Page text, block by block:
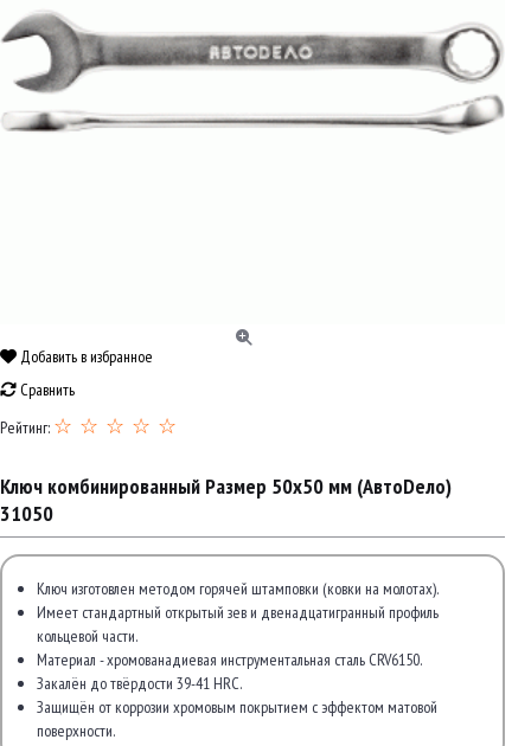
Добавить в избранное
Сравнить
Рейтинг: ☆ ☆ ☆ ☆ ☆
Ключ комбинированный Размер 50x50 мм (АвтоDело)
31050
Ключ изготовлен методом горячей штамповки (ковки на молотах).
Имеет стандартный открытый зев и двенадцатигранный профиль
кольцевой части.
Материал - хромованадиевая инструментальная сталь CRV6150.
Закалён до твёрдости 39-41 HRC.
Защищён от коррозии хромовым покрытием с эффектом матовой
поверхности.